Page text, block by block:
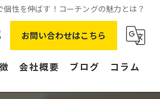
個性を伸ばす！コーチングの魅力とは？
お問い合わせはこちら
会社概要 ブログ コラム